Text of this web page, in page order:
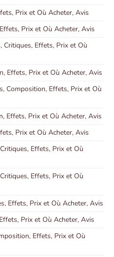
Prix et Où Acheter, Avis
Prix et Où Acheter, Avis
Effets, Prix et Où
Effets, Prix et Où Acheter, Avis
Composition, Effets, Prix et Où
Effets, Prix et Où Acheter, Avis
Prix et Où Acheter, Avis
Effets, Prix et Où
Effets, Prix et Où
Effets, Prix et Où Acheter, Avis
Prix et Où Acheter, Avis
Effets, Prix et Où